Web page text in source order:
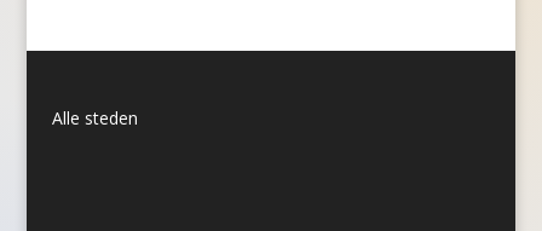
Alle steden